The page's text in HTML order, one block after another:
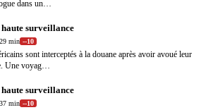
dans un…
haute surveillance
29 min --10
sont interceptés à la douane après avoir avoué leur
Une voyag…
haute surveillance
37 min --10